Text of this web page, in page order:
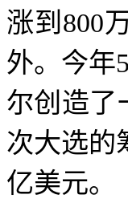
涨到 800
外。今年5
尔创造了
次大选的
亿美元。